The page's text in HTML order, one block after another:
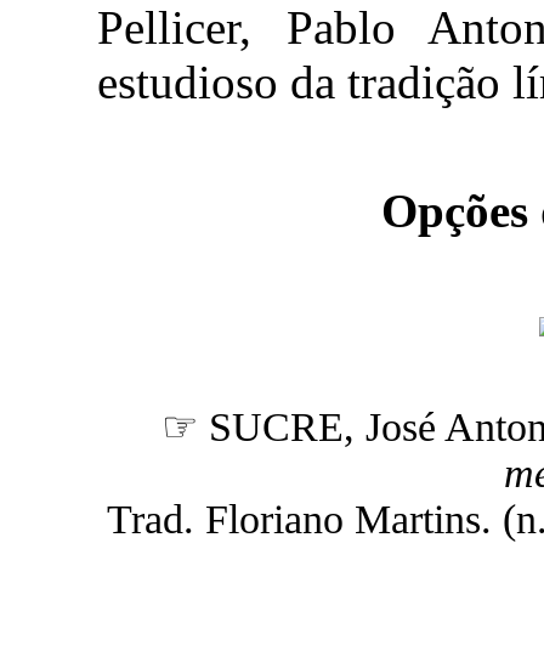
Pellicer, Pablo
estudioso da tradição
☞ SUCRE, José
Trad. Floriano Martins.